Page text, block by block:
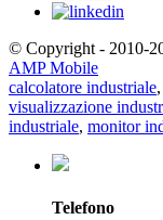
© Copyright - 2010-
AMP Mobile
calcolatore industriale,
visualizzazione
industriale, monitor
Telefono